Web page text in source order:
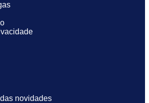
novidades